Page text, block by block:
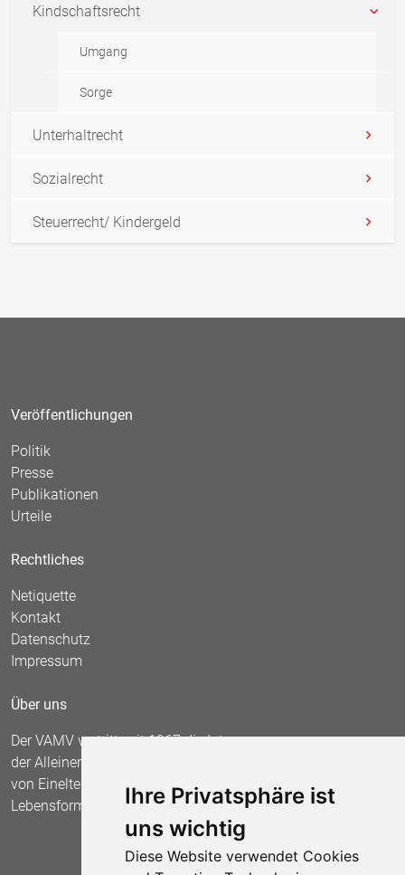
Ihre Privatsphäre ist
uns wichtig
Diese Website verwendet Cookies
Kindschaftsrecht
Umgang
Sorge
Unterhaltrecht
Sozialrecht
Steuerrecht/ Kindergeld
Veröffentlichungen
Politik
Presse
Publikationen
Urteile
Rechtliches
Netiquette
Kontakt
Datenschutz
Impressum
Über uns
Der VAMV vertritt seit 1967 die Interessen
der Alleinerziehenden und fordert die Anerkennung
von Einelternfamilien als gleichberechtigte
Lebensform.